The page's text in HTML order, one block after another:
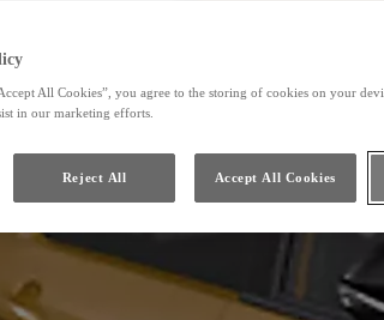
All Cookies”, you agree to the storing of cookies on your
in our marketing efforts.
Reject All Accept All Cookies